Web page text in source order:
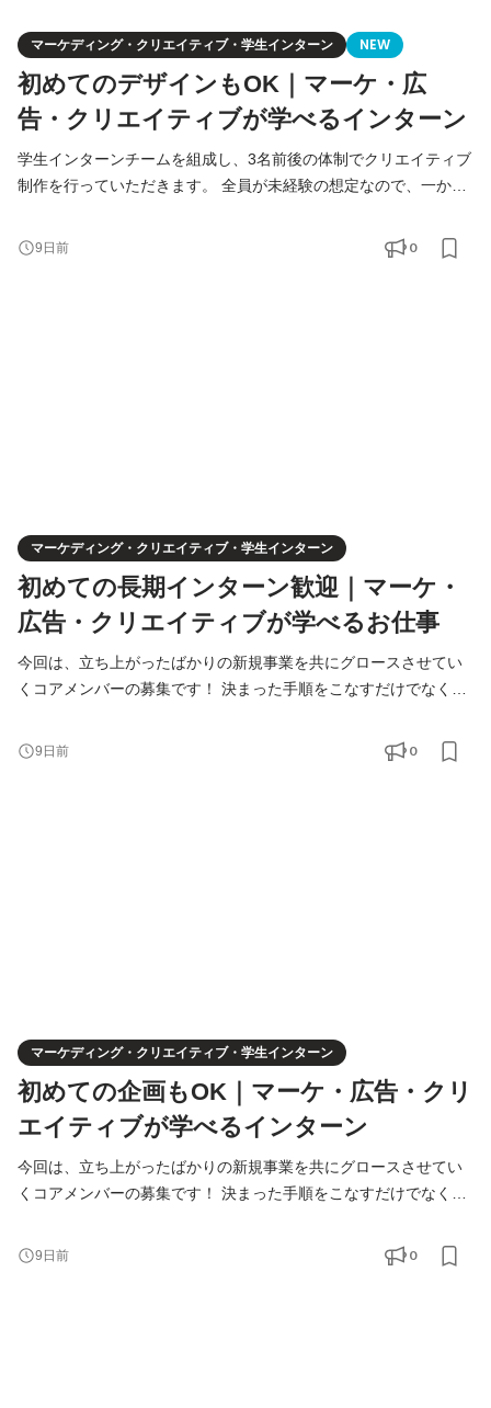
マーケディング・クリエイティブ・学生インターン NEW
初めてのデザインもOK｜マーケ・広
告・クリエイティブが学べるインターン
学生インターンチームを組成し、3名前後の体制でクリエイティブ
制作を行っていただきます。 全員が未経験の想定なので、一から
体制 ＝＝＝＝＝＝＝＝＝＝＝＝＝＝＝＝＝＝ 責任者：石堂（元サ
イバーエージェント、業務全般を直接指導します） クリエイティ
9日前 0
マーケディング・クリエイティブ・学生インターン
初めての長期インターン歓迎｜マーケ・
広告・クリエイティブが学べるお仕事
今回は、立ち上がったばかりの新規事業を共にグロースさせてい
くコアメンバーの募集です！ 決まった手順をこなすだけでなく、
実行していく。ゼロから事業を大きくしていく、一番面白くて熱
量の高いフェーズを共に味わいましょう！新規事業ならではの
9日前 0
マーケディング・クリエイティブ・学生インターン
初めての企画もOK｜マーケ・広告・クリ
エイティブが学べるインターン
今回は、立ち上がったばかりの新規事業を共にグロースさせてい
くコアメンバーの募集です！ 決まった手順をこなすだけでなく、
実行していく。ゼロから事業を大きくしていく、一番面白くて熱
量の高いフェーズを共に味わいましょう！新規事業ならではの
9日前 0